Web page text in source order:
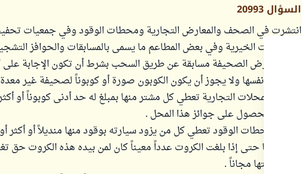
السؤال 20993
انتشرت في الصحف والمعارض التجارية ومحطات الوقود وفي جمعيات
والجمعيات الخيرية وفي بعض المطاعم ما يسمى بالمسابقات والحوافز
بحيث تعرض الصحيفة مسابقة عن طريق السحب بشرط أن تكون الإجابة
الصحيفة نفسها ولا يجوز أن يكون الكوبون صورة أو كوبوناً لصحيفة غير
بالنسبة للمحلات التجارية تعطي كل مشتر منها بمبلغ له حد أدنى كوبوناً أو
السحب للحصول على جوائز هذا المحل .
وكذلك محطات الوقود تعطي كل من يزود سيارته بوقود منها منديلاً أو أكثر
تعبئة منها حتى إذا بلغت الكروت عدداً معيناً كان لمن بيده هذه الكروت حق
وتغيير زيتها مجاناً .